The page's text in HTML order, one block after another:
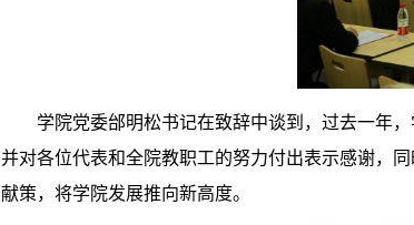
学院党委邰明松书记在致辞中谈到，过去一年
并对各位代表和全院教职工的努力付出表示感谢，
献策，将学院发展推向新高度。